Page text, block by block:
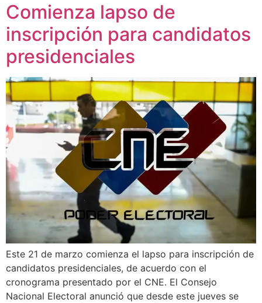
Comienza lapso de
inscripción para candidatos
presidenciales
Este 21 de marzo comienza el lapso para inscripción de
candidatos presidenciales, de acuerdo con el
cronograma presentado por el CNE. El Consejo
Nacional Electoral anunció que desde este jueves se